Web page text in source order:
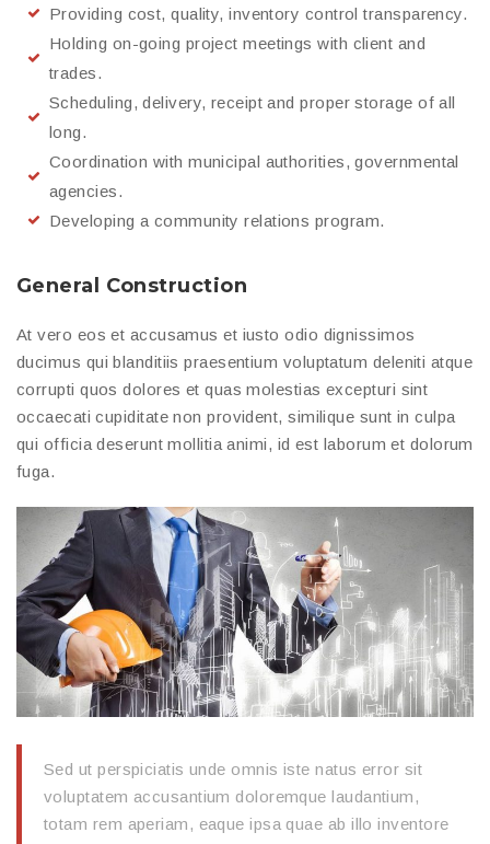
Providing cost, quality, inventory control transparency.
Holding on-going project meetings with client and
trades.
Scheduling, delivery, receipt and proper storage of all
long.
Coordination with municipal authorities, governmental
agencies.
Developing a community relations program.
General Construction
At vero eos et accusamus et iusto odio dignissimos
ducimus qui blanditiis praesentium voluptatum deleniti atque
corrupti quos dolores et quas molestias excepturi sint
occaecati cupiditate non provident, similique sunt in culpa
qui officia deserunt mollitia animi, id est laborum et dolorum
fuga.
Sed ut perspiciatis unde omnis iste natus error sit
voluptatem accusantium doloremque laudantium,
totam rem aperiam, eaque ipsa quae ab illo inventore